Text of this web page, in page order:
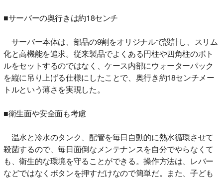
■サーバーの奥行きは約18センチ
サーバー本体は、部品の9割をオリジナルで設計し、スリム
化と高機能を追求。従来製品でよくある円柱や四角柱のボト
ルをセットするのではなく、ケース内部にウォーターパック
を縦に吊り上げる仕様にしたことで、奥行き約18センチメー
トルという薄さを実現した。
■衛生面や安全面も考慮
温水と冷水のタンク、配管を毎日自動的に熱水循環させて
殺菌するので、毎日面倒なメンテナンスを自分でやらなくて
も、衛生的な環境を守ることができる。操作方法は、レバー
などではなくボタンを押すだけなので簡単だ。また、子ども